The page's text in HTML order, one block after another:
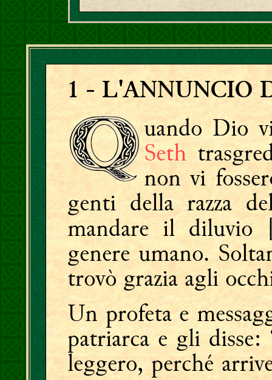
1- L'ANNUNCIO
uando Dio
Seth
non vi
genti della razza
mandare il diluvio
genere umano.
trovò grazia agli
Un profeta e
patriarca e gli
leggero, perché